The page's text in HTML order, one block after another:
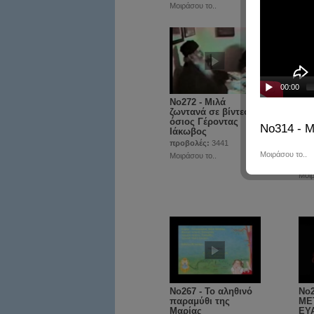
Μοιράσου το..
No272 - Μιλά
ζωντανά σε βίντεο ο
όσιος Γέροντας
Ιάκωβος
προβολές: 3441
Μοιράσου το..
No267 - Το αληθινό
παραμύθι της
Μαρίας
00:00
No314 -
Μοιράσου το..